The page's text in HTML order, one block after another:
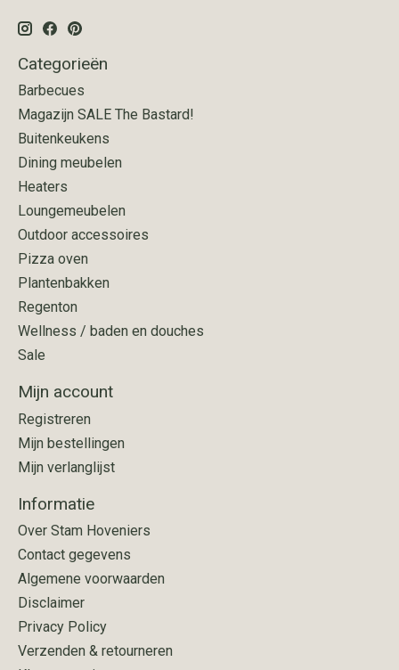
Categorieën
Barbecues
Magazijn SALE The Bastard!
Buitenkeukens
Dining meubelen
Heaters
Loungemeubelen
Outdoor accessoires
Pizza oven
Plantenbakken
Regenton
Wellness / baden en douches
Sale
Mijn account
Registreren
Mijn bestellingen
Mijn verlanglijst
Informatie
Over Stam Hoveniers
Contact gegevens
Algemene voorwaarden
Disclaimer
Privacy Policy
Verzenden & retourneren